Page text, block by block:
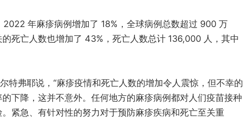
年麻疹病例增加了 18%，全球病例总数超过 900 万
死亡人数也增加了 43%，死亡人数总计 136,000 人，其中
特弗耶说，“麻疹疫情和死亡人数的增加令人震惊，但不幸的
下降，这并不意外。任何地方的麻疹病例都对人们疫苗接种
紧急、有针对性的努力对于预防麻疹疾病和死亡至关重